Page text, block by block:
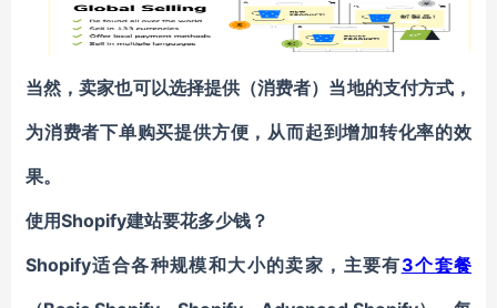
当然，卖家也可以选择提供（消费者）当地的支付方式，
为消费者下单购买提供方便，从而起到增加转化率的效
果。
使用Shopify建站要花多少钱？
Shopify适合各种规模和大小的卖家，主要有3个套餐